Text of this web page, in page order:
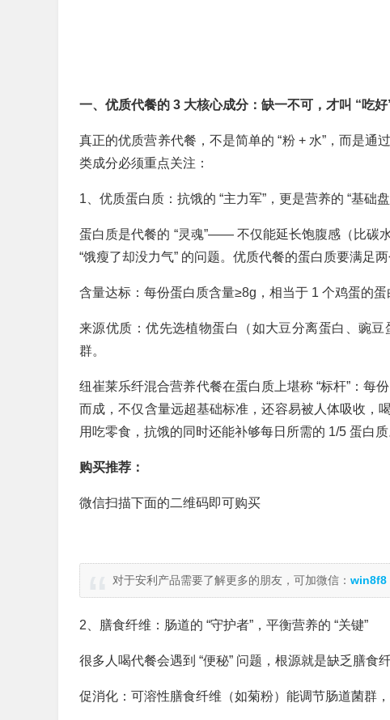
一、优质代餐的 3 大核心成分：缺一不可，才叫 “吃好
真正的优质营养代餐，不是简单的 “粉 + 水”，而是通
类成分必须重点关注：
1、优质蛋白质：抗饿的 “主力军”，更是营养的 “基础盘
蛋白质是代餐的 “灵魂”—— 不仅能延长饱腹感（比碳
“饿瘦了却没力气” 的问题。优质代餐的蛋白质要满足两
含量达标：每份蛋白质含量≥8g，相当于 1 个鸡蛋的蛋
来源优质：优先选植物蛋白（如大豆分离蛋白、豌
群。
纽崔莱乐纤混合营养代餐在蛋白质上堪称 “标杆”：每
而成，不仅含量远超基础标准，还容易被人体吸收，
用吃零食，抗饿的同时还能补够每日所需的 1/5 蛋白质
购买推荐：
微信扫描下面的二维码即可购买
对于安利产品需要了解更多的朋友，可加微信： win8f8
2、膳食纤维：肠道的 “守护者”，平衡营养的 “关键”
很多人喝代餐会遇到 “便秘” 问题，根源就是缺乏膳食
促消化：可溶性膳食纤维（如菊粉）能调节肠道菌群